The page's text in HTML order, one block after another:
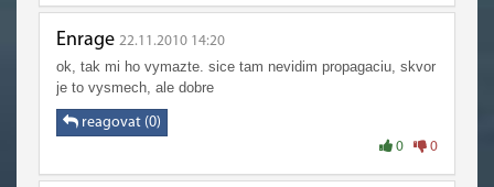
Enrage 22.11.2010 14:20
ok, tak mi ho vymazte. sice tam nevidim propagaciu, skvor
je to vysmech, ale dobre
reagovat (0)
0 0